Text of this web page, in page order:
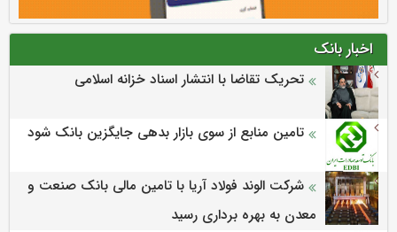
اخبار بانک
تحریک تقاضا با انتشار اسناد خزانه اسلامی
تامین منابع از سوی بازار بدهی جایگزین بانک شود
شرکت الوند فولاد آریا با تامین مالی بانک صنعت و
معدن به بهره برداری رسید